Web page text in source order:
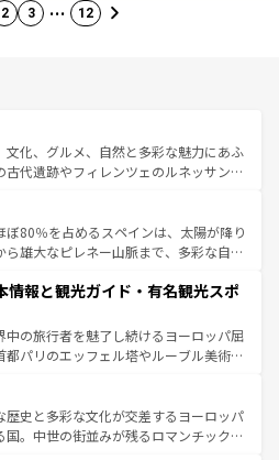
2 3 … 12
文化、グルメ、自然と多彩な魅力にあふ
古代遺跡やフィレンツェのルネッサンス
の美しい田園風景やアマルフィ海岸の絶
も見逃せない。観光の合間には、本場の
、絶品のイタリア料理を堪能することも
リアで、忘れられない旅をしてみよう！
ア情報は
ぼ80％を占めるスペインは、太陽が降り
ら雄大なピレネー山脈まで、多彩な自然
国では、情熱的なフラメンコ、熱気あふ
美味しいタパスが生活の一部となってい
ドの洗練された雰囲気や、バルセロナの
角から、地方では古代ローマ遺跡や中世
て風土や気候が異なるスペインはその個
性で訪れる人を魅了する。 なお、新着のスペイン情報は コ
照してほしい。
情報と観光ガイド・有名観光スポ
中の旅行者を魅了し続けるヨーロッパ屈
都パリのエッフェル塔やルーブル美術館
詰まっている。華麗な宮殿、歴史的な大
チ、そして豊かな自然が、訪れる者を心
た、フランスは美食の国としても知ら
歴史と多彩な文化が交差するヨーロッパ
国。中世の街並みが残るロマンチック街